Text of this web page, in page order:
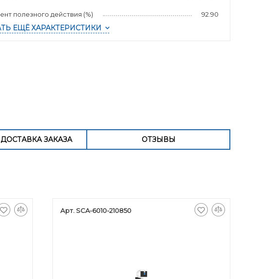
полезного действия (%) 92.90
ЕЩЁ ХАРАКТЕРИСТИКИ
ЗАКАЗА ОТЗЫВЫ
Арт. SCA-6010-210850